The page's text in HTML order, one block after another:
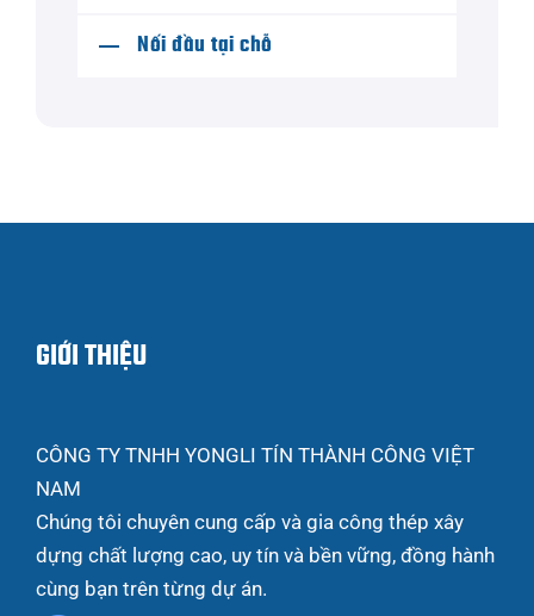
Nối đầu tại chỗ
GIỚI THIỆU
CÔNG TY TNHH YONGLI TÍN THÀNH CÔNG VIỆT
NAM
Chúng tôi chuyên cung cấp và gia công thép xây
dựng chất lượng cao, uy tín và bền vững, đồng hành
cùng bạn trên từng dự án.